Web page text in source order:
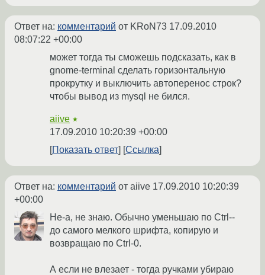
Ответ на: комментарий от KRoN73 17.09.2010
08:07:22 +00:00
может тогда ты сможешь подсказать, как в
gnome-terminal сделать горизонтальную
прокрутку и выключить автоперенос строк?
чтобы вывод из mysql не бился.
aiive ★
17.09.2010 10:20:39 +00:00
Показать ответ
Ссылка
Ответ на: комментарий от aiive 17.09.2010 10:20:39
+00:00
Не-а, не знаю. Обычно уменьшаю по Ctrl--
до самого мелкого шрифта, копирую и
возвращаю по Ctrl-0.
А если не влезает - тогда ручками убираю